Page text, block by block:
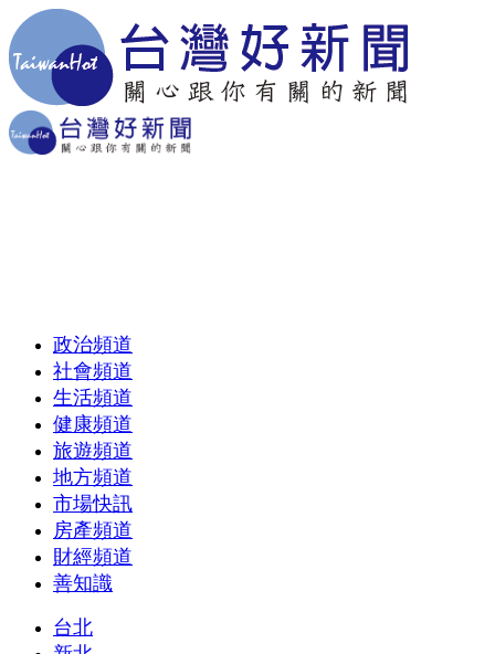
政治頻道
社會頻道
生活頻道
健康頻道
旅遊頻道
地方頻道
市場快訊
房產頻道
財經頻道
善知識
台北